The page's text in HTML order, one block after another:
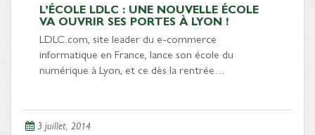
L’ÉCOLE LDLC : UNE NOUVELLE ÉCOLE
VA OUVRIR SES PORTES À LYON !
LDLC.com, site leader du e-commerce
informatique en France, lance son école du
numérique à Lyon, et ce dès la rentrée…
3 juillet, 2014